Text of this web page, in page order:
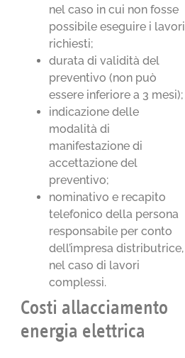
nel caso in cui non fosse
possibile eseguire i lavori
richiesti;
durata di validità del
preventivo (non può
essere inferiore a 3 mesi);
indicazione delle
modalità di
manifestazione di
accettazione del
preventivo;
nominativo e recapito
telefonico della persona
responsabile per conto
dell’impresa distributrice,
nel caso di lavori
complessi.
Costi allacciamento
energia elettrica